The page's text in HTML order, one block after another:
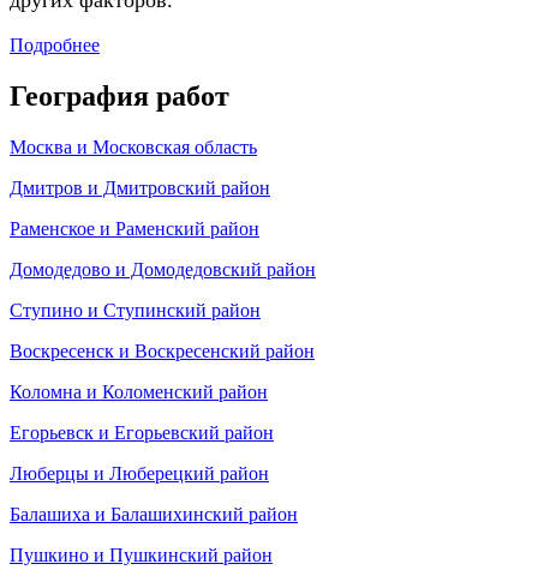
Подробнее
География работ
Москва и Московская область
Дмитров и Дмитровский район
Раменское и Раменский район
Домодедово и Домодедовский район
Ступино и Ступинский район
Воскресенск и Воскресенский район
Коломна и Коломенский район
Егорьевск и Егорьевский район
Люберцы и Люберецкий район
Балашиха и Балашихинский район
Пушкино и Пушкинский район